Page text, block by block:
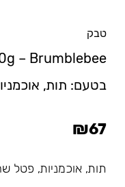
טבק
– Brumblebee
בטעם: תות,
₪67
תות, אוכמניות, פטל